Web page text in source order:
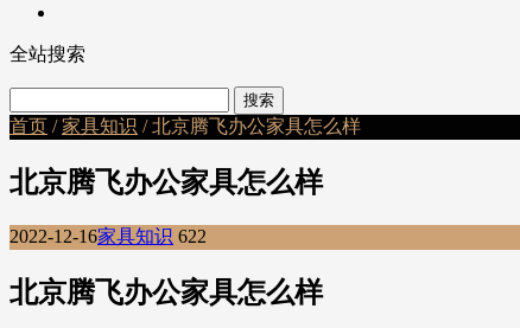
全站搜索
首页 /家具知识 / 北京腾飞办公家具怎么样
北京腾飞办公家具怎么样
2022-12-16家具知识 622
北京腾飞办公家具怎么样